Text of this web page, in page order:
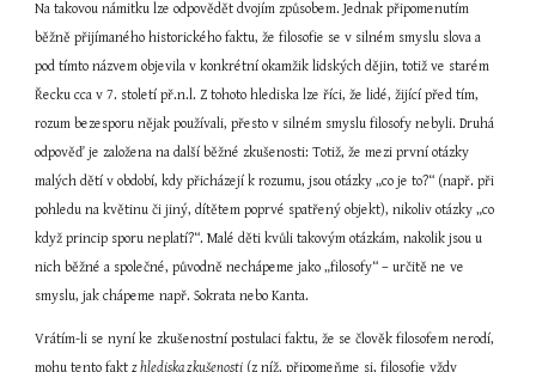
Na takovou námitku lze odpovědět dvojím způsobem. Jednak připomenutím
běžně přijímaného historického faktu, že filosofie se v silném smyslu slova a
pod tímto názvem objevila v konkrétní okamžik lidských dějin, totiž ve starém
Řecku cca v 7. století př.n.l. Z tohoto hlediska lze říci, že lidé, žijící před tím,
rozum bezesporu nějak používali, přesto v silném smyslu filosofy nebyli. Druhá
odpověď je založena na další běžné zkušenosti: Totiž, že mezi první otázky
malých dětí v období, kdy přicházejí k rozumu, jsou otázky „co je to?“ (např. při
pohledu na květinu či jiný, dítětem poprvé spatřený objekt), nikoliv otázky „co
když princip sporu neplatí?“. Malé děti kvůli takovým otázkám, nakolik jsou u
nich běžné a společné, původně nechápeme jako „filosofy“ – určitě ne ve
smyslu, jak chápeme např. Sokrata nebo Kanta.
Vrátím-li se nyní ke zkušenostní postulaci faktu, že se člověk filosofem nerodí,
mohu tento fakt z hlediska zkušenosti (z níž, připomeňme si, filosofie vždy